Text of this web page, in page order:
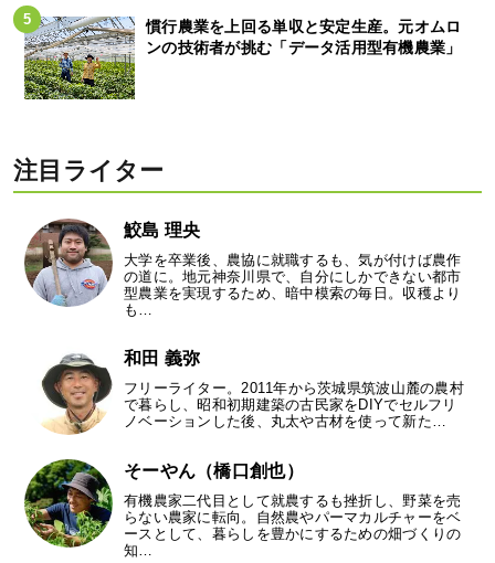
慣行農業を上回る単収と安定生産。元オムロ
ンの技術者が挑む「データ活用型有機農業」
注目ライター
鮫島 理央
大学を卒業後、農協に就職するも、気が付けば農作
の道に。地元神奈川県で、自分にしかできない都市
型農業を実現するため、暗中模索の毎日。収穫より
も…
和田 義弥
フリーライター。2011年から茨城県筑波山麓の農村
で暮らし、昭和初期建築の古民家をDIYでセルフリ
ノベーションした後、丸太や古材を使って新た…
そーやん（橋口創也）
有機農家二代目として就農するも挫折し、野菜を売
らない農家に転向。自然農やパーマカルチャーをベ
ースとして、暮らしを豊かにするための畑づくりの
知…